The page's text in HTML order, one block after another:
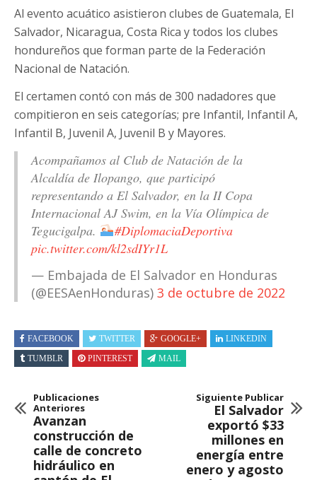
Al evento acuático asistieron clubes de Guatemala, El
Salvador, Nicaragua, Costa Rica y todos los clubes
hondureños que forman parte de la Federación
Nacional de Natación.
El certamen contó con más de 300 nadadores que
compitieron en seis categorías; pre Infantil, Infantil A,
Infantil B, Juvenil A, Juvenil B y Mayores.
Acompañamos al Club de Natación de la
Alcaldía de Ilopango, que participó
representando a El Salvador, en la II Copa
Internacional AJ Swim, en la Vía Olímpica de
Tegucigalpa.
#DiplomaciaDeportiva
pic.twitter.com/kl2sdIYr1L
— Embajada de El Salvador en Honduras
(@EESAenHonduras) 3 de octubre de 2022
FACEBOOK TWITTER GOOGLE+
LINKEDIN
TUMBLR
PINTEREST MAIL
Publicaciones
Anteriores
Avanzan
construcción de
calle de concreto
hidráulico en
Siguiente Publicar
El Salvador
exportó $33
millones en
energía entre
enero y agosto